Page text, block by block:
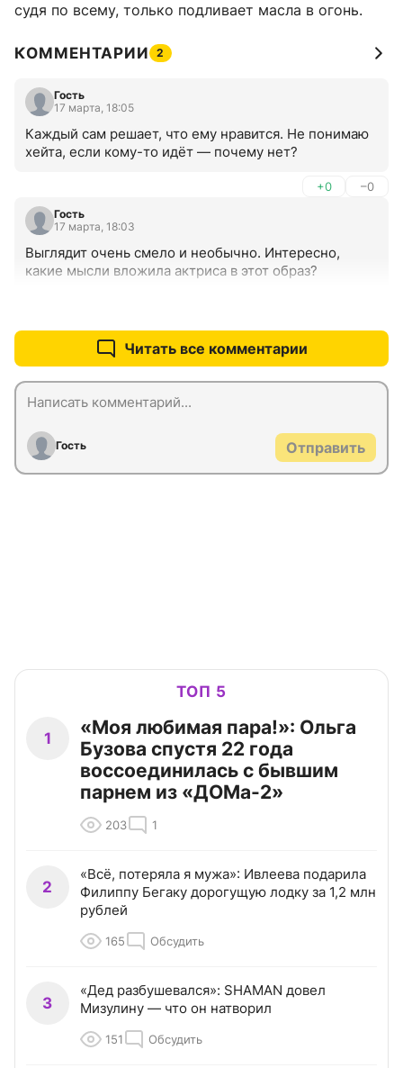
судя по всему, только подливает масла в огонь.
КОММЕНТАРИИ 2
Гость
17 марта, 18:05
Каждый сам решает, что ему нравится. Не понимаю
хейта, если кому-то идёт — почему нет?
+0 –0
Гость
17 марта, 18:03
Выглядит очень смело и необычно. Интересно,
какие мысли вложила актриса в этот образ?
Читать все комментарии
Гость Отправить
ТОП 5
1
«Моя любимая пара!»: Ольга
Бузова спустя 22 года
воссоединилась с бывшим
парнем из «ДОМа-2»
203 1
2
«Всё, потеряла я мужа»: Ивлеева подарила
Филиппу Бегаку дорогущую лодку за 1,2 млн
рублей
165 Обсудить
3
«Дед разбушевался»: SHAMAN довел
Мизулину — что он натворил
151 Обсудить